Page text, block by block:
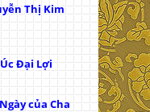
Thị Kim
Đại Lợi
của Cha